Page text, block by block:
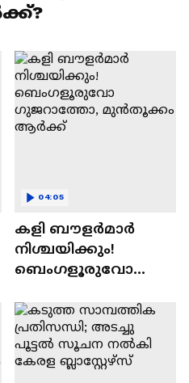
കളി ബൗളര്‍മാര്‍
നിശ്ചയിക്കും!
ബെംഗളൂരുവോ
മുൻതൂക്കം ആർക്ക്
04:05